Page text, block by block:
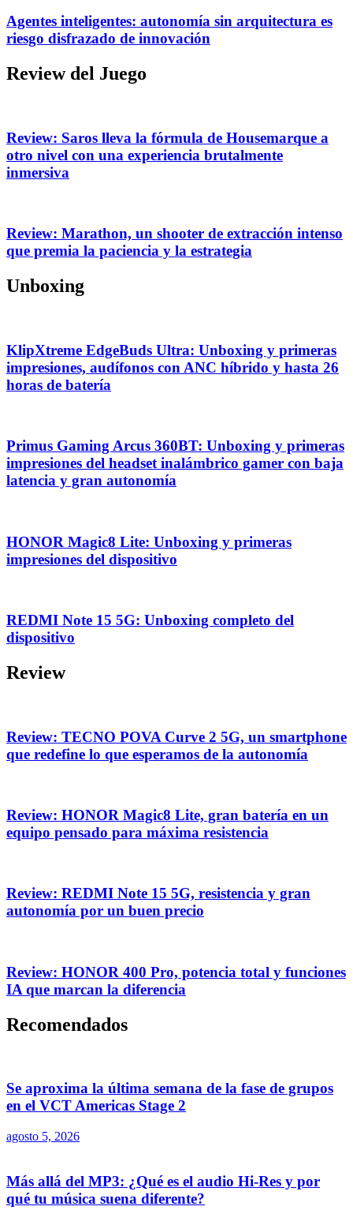
Agentes inteligentes: autonomía sin arquitectura es
riesgo disfrazado de innovación
Review del Juego
Review: Saros lleva la fórmula de Housemarque a
otro nivel con una experiencia brutalmente
inmersiva
Review: Marathon, un shooter de extracción intenso
que premia la paciencia y la estrategia
Unboxing
KlipXtreme EdgeBuds Ultra: Unboxing y primeras
impresiones, audífonos con ANC híbrido y hasta 26
horas de batería
Primus Gaming Arcus 360BT: Unboxing y primeras
impresiones del headset inalámbrico gamer con baja
latencia y gran autonomía
HONOR Magic8 Lite: Unboxing y primeras
impresiones del dispositivo
REDMI Note 15 5G: Unboxing completo del
dispositivo
Review
Review: TECNO POVA Curve 2 5G, un smartphone
que redefine lo que esperamos de la autonomía
Review: HONOR Magic8 Lite, gran batería en un
equipo pensado para máxima resistencia
Review: REDMI Note 15 5G, resistencia y gran
autonomía por un buen precio
Review: HONOR 400 Pro, potencia total y funciones
IA que marcan la diferencia
Recomendados
Se aproxima la última semana de la fase de grupos
en el VCT Americas Stage 2
agosto 5, 2026
Más allá del MP3: ¿Qué es el audio Hi-Res y por
qué tu música suena diferente?